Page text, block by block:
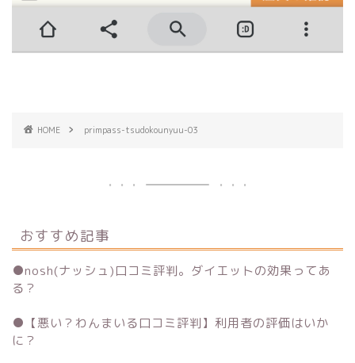
HOME primpass-tsudokounyuu-03
おすすめ記事
●nosh(ナッシュ)口コミ評判。ダイエットの効果ってあ
る？
● 【悪い？わんまいる口コミ評判】利用者の評価はいか
に？